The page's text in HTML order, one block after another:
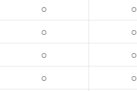
○ ○
○ ○
○ ○
○ ○